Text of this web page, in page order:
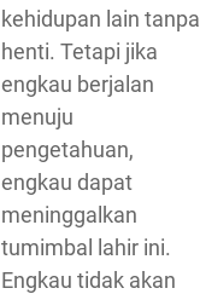
kehidupan lain tanpa
henti. Tetapi jika
engkau berjalan
menuju
pengetahuan,
engkau dapat
meninggalkan
tumimbal lahir ini.
Engkau tidak akan